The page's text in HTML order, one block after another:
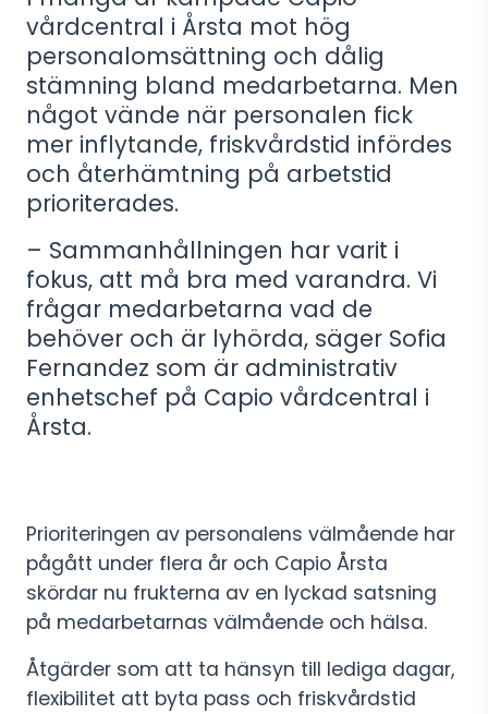
vårdcentral i Årsta mot hög
personalomsättning och dålig
stämning bland medarbetarna. Men
något vände när personalen fick
mer inflytande, friskvårdstid infördes
och återhämtning på arbetstid
prioriterades.
– Sammanhållningen har varit i
fokus, att må bra med varandra. Vi
frågar medarbetarna vad de
behöver och är lyhörda, säger Sofia
Fernandez som är administrativ
enhetschef på Capio vårdcentral i
Årsta.
Prioriteringen av personalens välmående har
pågått under flera år och Capio Årsta
skördar nu frukterna av en lyckad satsning
på medarbetarnas välmående och hälsa.
Åtgärder som att ta hänsyn till lediga dagar,
flexibilitet att byta pass och friskvårdstid